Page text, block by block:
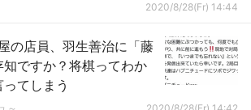
2020/8/28(Fr) 14:44
の店員、羽生善治に「藤
ですか？将棋ってわか
てしまう